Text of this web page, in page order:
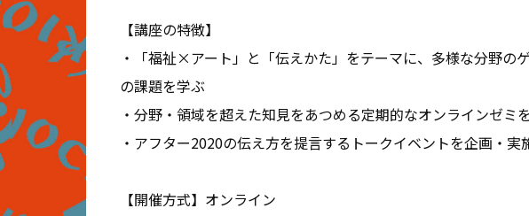
【講座の特徴】
・「福祉×アート」と「伝えかた」をテーマに、多様な分野の
の課題を学ぶ
・分野・領域を超えた知見をあつめる定期的なオンラインゼミ
・アフター2020の伝え方を提言する トークイベントを企画・実
【開催方式】オンライン